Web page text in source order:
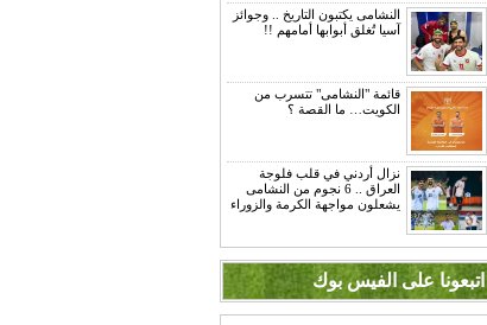
النشامى يكتبون التاريخ .. وجوائز
آسيا تُغلق أبوابها أمامهم !!
قائمة "النشامى" تتسرب من
الكويت… ما القصة ؟
نزال أردني في قلب فلوجة
العراق .. 6 نجوم من النشامى
يشعلون مواجهة الكرمة والزوراء
اتبعونا على الفيس بوك